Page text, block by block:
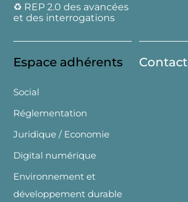
♻️ REP 2.0 des avancées
et des interrogations
Espace adhérents
Social
Réglementation
Juridique / Economie
Digital numérique
Environnement et
développement durable
Contact